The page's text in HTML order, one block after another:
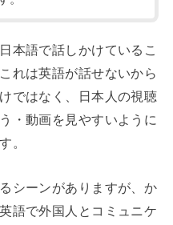
本語で話しかけているこ
れは英語が話せないから
ではなく、日本人の視聴
・動画を見やすいように
。
シーンがありますが、か
語で外国人とコミュニケ